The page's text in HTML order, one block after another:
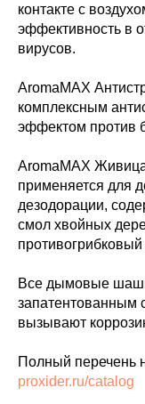
контакте с
эффективность в
вирусов.
AromaMAX
комплексным
эффектом против
AromaMAX
применяется для
дезодорации,
смол хвойных
Все дымовые
запатентованным
вызывают
Полный перечень
proxider.ru/catalog